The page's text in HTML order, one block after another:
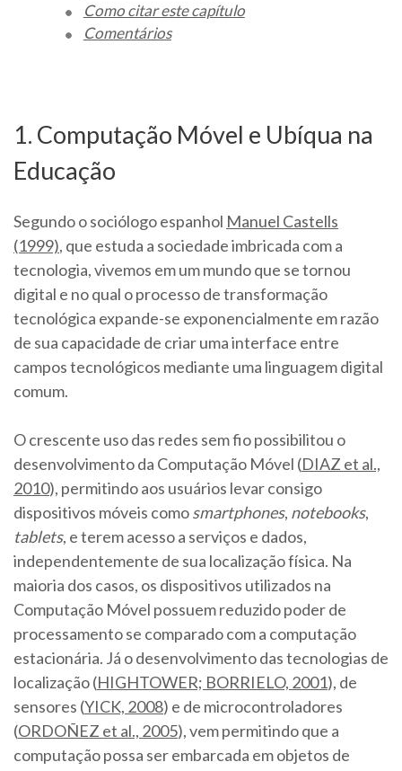
Como citar este capítulo
Comentários
1. Computação Móvel e Ubíqua na
Educação
Segundo o sociólogo espanhol Manuel Castells
(1999), que estuda a sociedade imbricada com a
tecnologia, vivemos em um mundo que se tornou
digital e no qual o processo de transformação
tecnológica expande-se exponencialmente em razão
de sua capacidade de criar uma interface entre
campos tecnológicos mediante uma linguagem digital
comum.
O crescente uso das redes sem fio possibilitou o
desenvolvimento da Computação Móvel (DIAZ et al.,
2010), permitindo aos usuários levar consigo
dispositivos móveis comosmartphones, notebooks,
tablets, e terem acesso a serviços e dados,
independentemente de sua localização física. Na
maioria dos casos, os dispositivos utilizados na
Computação Móvel possuem reduzido poder de
processamento se comparado com a computação
estacionária. Já o desenvolvimento das tecnologias de
localização (HIGHTOWER; BORRIELO, 2001), de
sensores (YICK, 2008) e de microcontroladores
(ORDOÑEZ et al., 2005), vem permitindo que a
computação possa ser embarcada em objetos de